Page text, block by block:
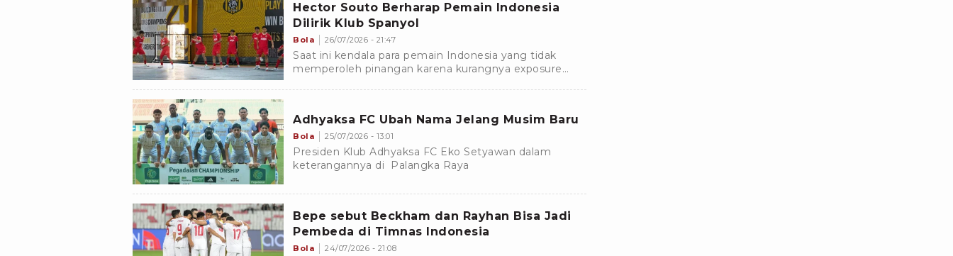
Hector Souto Berharap Pemain Indonesia
Dilirik Klub Spanyol
Bola 26/07/2026 - 21:47
Saat ini kendala para pemain Indonesia yang tidak
memperoleh pinangan karena kurangnya exposure
Adhyaksa FC Ubah Nama Jelang Musim Baru
Bola 25/07/2026 - 13:01
Presiden Klub Adhyaksa FC Eko Setyawan dalam
keterangannya di Palangka Raya
Bepe sebut Beckham dan Rayhan Bisa Jadi
Pembeda di Timnas Indonesia
Bola 24/07/2026 - 21:08